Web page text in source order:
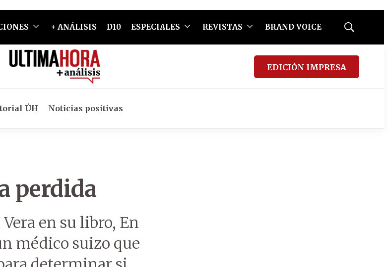
+ ANÁLISIS D10 ESPECIALES REVISTAS BRAND VOICE
Mostrar
EDICIÓN IMPRESA
ÚH Noticias positivas
perdida
en su libro, En
médico suizo que